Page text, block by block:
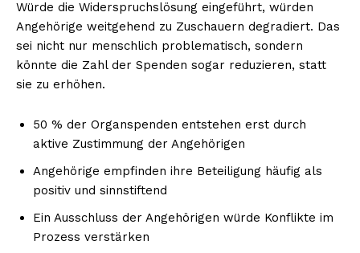
Würde die Widerspruchslösung eingeführt, würden
Angehörige weitgehend zu Zuschauern degradiert. Das
sei nicht nur menschlich problematisch, sondern
könnte die Zahl der Spenden sogar reduzieren, statt
sie zu erhöhen.
50 % der Organspenden entstehen erst durch
aktive Zustimmung der Angehörigen
Angehörige empfinden ihre Beteiligung häufig als
positiv und sinnstiftend
Ein Ausschluss der Angehörigen würde Konflikte im
Prozess verstärken